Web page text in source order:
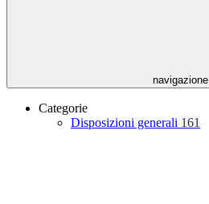
navigazione
Categorie
Disposizioni generali 161